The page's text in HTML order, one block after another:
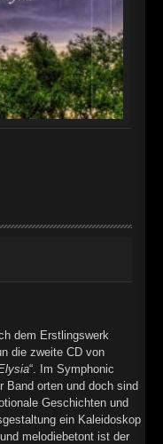
dem Erstlingswerk
die zweite CD von
“. Im Symphonic
Band orten und doch sind
Geschichten und
ein Kaleidoskop
melodiebetont ist der